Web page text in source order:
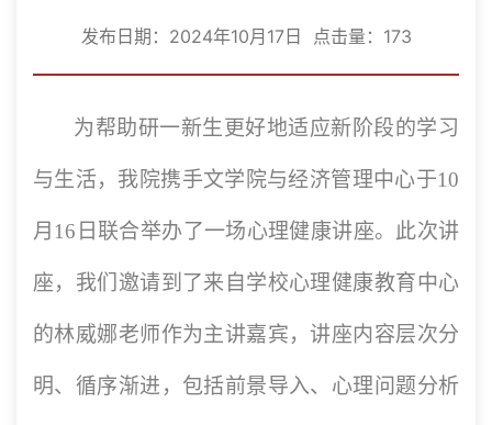
发布日期：2024年10月17日 点击量： 173
为帮助研一新生更好地适应新阶段的学习
与生活，我院携手文学院与经济管理中心于10
月16日联合举办了一场心理健康讲座。此次讲
座，我们邀请到了来自学校心理健康教育中心
的林威娜老师作为主讲嘉宾，讲座内容层次分
明、循序渐进，包括前景导入、心理问题分析